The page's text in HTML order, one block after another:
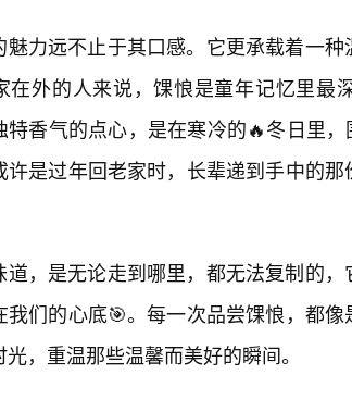
魅力远不止于其口感。它更承载着一
在外的人来说，馃悢是童年记忆里最
特香气的点心，是在寒冷的🔥冬日里
许是过年回老家时，长辈递到手中的
道，是无论走到哪里，都无法复制的
我们的心底🎯。每一次品尝馃悢，都
，重温那些温馨而美好的瞬间。